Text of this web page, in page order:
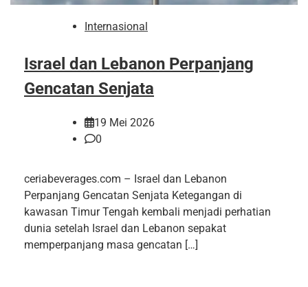
Internasional
Israel dan Lebanon Perpanjang
Gencatan Senjata
19 Mei 2026
0
ceriabeverages.com – Israel dan Lebanon
Perpanjang Gencatan Senjata Ketegangan di
kawasan Timur Tengah kembali menjadi perhatian
dunia setelah Israel dan Lebanon sepakat
memperpanjang masa gencatan […]